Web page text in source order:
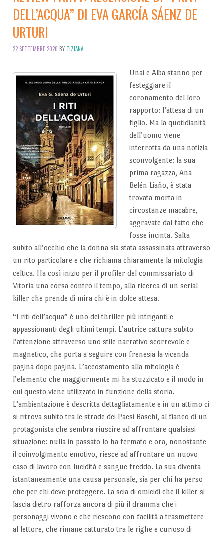
DELL’ACQUA” DI EVA GARCÍA SÁENZ DE
URTURI
22 SETTEMBRE 2020 BY TIZIANA
Unai e Alba stanno per
festeggiare il
coronamento del loro
rapporto: l’attesa di un
figlio. Ma la quotidianità
dell’uomo viene
interrotta da una notizia
sconvolgente: la sua
prima ragazza, Ana
Belén Liaño, è stata
trovata morta in
circostanze macabre,
aggravate dal fatto che
fosse incinta. Salta
subito all’occhio che la donna sia stata assassinata attraverso
un rito particolare e che richiama chiaramente la mitologia
celtica. Ha così inizio per il profiler del commissariato di
Vitoria una corsa contro il tempo, alla ricerca di un serial
killer che prende di mira chi è in dolce attesa.
“I riti dell’acqua” è uno dei thriller più intriganti e
appassionanti degli ultimi tempi. L’autrice cattura subito
l’attenzione attraverso uno stile narrativo scorrevole e
magnetico, che porta a seguire con frenesia la vicenda
pagina dopo pagina. L’accostamento alla mitologia è
l’elemento che maggiormente mi ha stuzzicato e il modo in
cui questo viene utilizzato in funzione della storia.
L’ambientazione è descritta dettagliatamente e in un attimo ci
si ritrova subito tra le strade dei Paesi Baschi, al fianco di un
protagonista che sembra riuscire ad affrontare qualsiasi
situazione: nulla in passato lo ha fermato e ora, nonostante
il coinvolgimento emotivo, riesce ad affrontare un nuovo
caso di lavoro con lucidità e sangue freddo. La sua diventa
istantaneamente una causa personale, sia per chi ha perso
che per chi deve proteggere. La scia di omicidi che il killer si
lascia dietro rafforza ancora di più il dramma che i
personaggi vivono e che riescono con facilità a trasmettere
al lettore, che rimane catturato tra le righe e curioso di